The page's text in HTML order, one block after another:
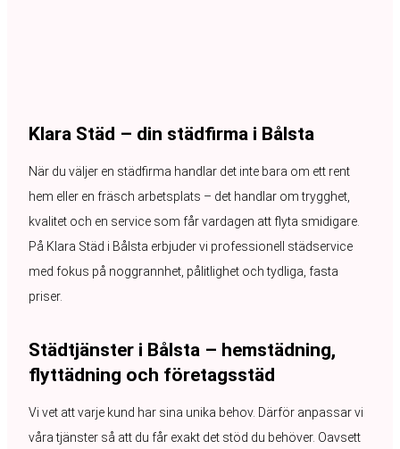
Klara Städ – din städfirma i Bålsta
När du väljer en städfirma handlar det inte bara om ett rent
hem eller en fräsch arbetsplats – det handlar om trygghet,
kvalitet och en service som får vardagen att flyta smidigare.
På Klara Städ i Bålsta erbjuder vi professionell städservice
med fokus på noggrannhet, pålitlighet och tydliga, fasta
priser.
Städtjänster i Bålsta – hemstädning,
flyttädning och företagsstäd
Vi vet att varje kund har sina unika behov. Därför anpassar vi
våra tjänster så att du får exakt det stöd du behöver. Oavsett